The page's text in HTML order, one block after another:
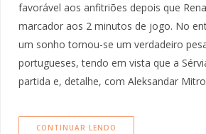
favorável aos anfitriões depois que
marcador aos 2 minutos de jogo. No
um sonho tornou-se um verdadeiro
portugueses, tendo em vista que a
partida e, detalhe, com Aleksandar
CONTINUAR LENDO